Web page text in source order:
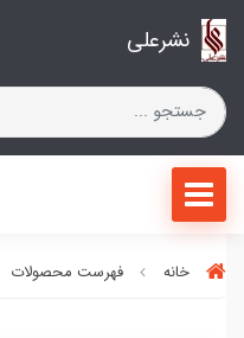
نشرعلی
خانه فهرست محصولات